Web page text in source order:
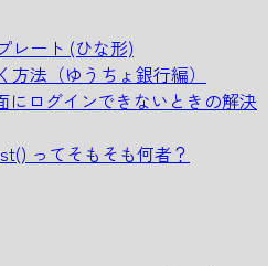
レート (ひな形)
法（ゆうちょ銀行編）
にログインできないときの解決
ってそもそも何者？